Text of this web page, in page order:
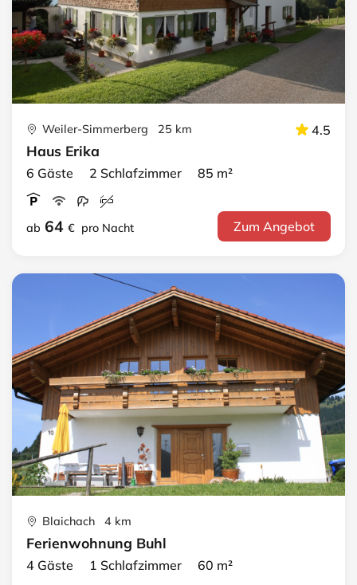
Weiler-Simmerberg 25 km 4.5
Haus Erika
6 Gäste 2 Schlafzimmer 85 m²
ab 64 € pro Nacht Zum Angebot
Blaichach 4 km
Ferienwohnung Buhl
4 Gäste 1 Schlafzimmer 60 m²